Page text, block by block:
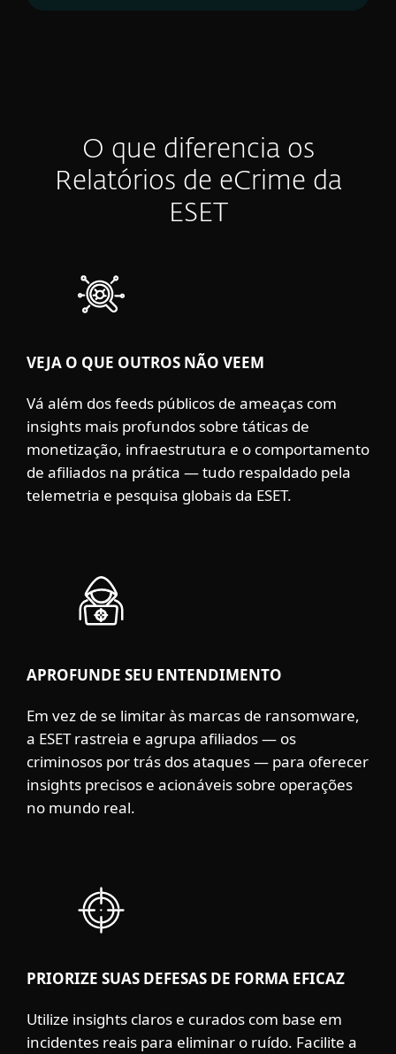
O que diferencia os
Relatórios de eCrime da
ESET
VEJA O QUE OUTROS NÃO VEEM
Vá além dos feeds públicos de ameaças com
insights mais profundos sobre táticas de
monetização, infraestrutura e o comportamento
de afiliados na prática — tudo respaldado pela
telemetria e pesquisa globais da ESET.
APROFUNDE SEU ENTENDIMENTO
Em vez de se limitar às marcas de ransomware,
a ESET rastreia e agrupa afiliados — os
criminosos por trás dos ataques — para oferecer
insights precisos e acionáveis sobre operações
no mundo real.
PRIORIZE SUAS DEFESAS DE FORMA EFICAZ
Utilize insights claros e curados com base em
incidentes reais para eliminar o ruído. Facilite a